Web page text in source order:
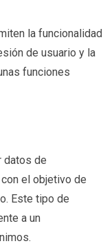
la funcionalidad
de usuario y la
funciones
datos de
el objetivo de
Este tipo de
a un